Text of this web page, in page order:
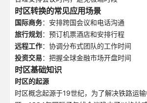
时区转换的常见应用场景
国际商务：安排跨国会议和电话沟通
旅行规划 ：预订机票酒店和安排行程
远程工作：协调分布式团队的工作时间
投资交易：把握全球金融市场开盘时间
时区基础知识
时区的起源
时区概念起源于19世纪，为了解决铁路运